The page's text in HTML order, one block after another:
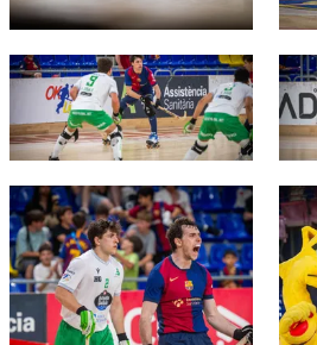
FC Barcelona club badge
FC Barcelona club badge
FC
FC